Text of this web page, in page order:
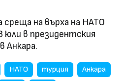
на върха на НАТО
юли в президентския
Анкара.
НАТО турция
Анкара